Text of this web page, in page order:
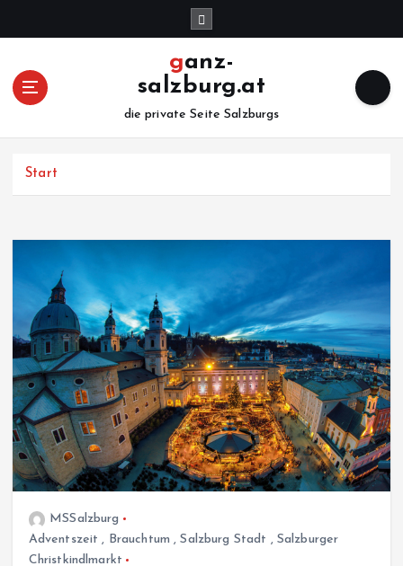
ganz-
salzburg.at
die private Seite Salzburgs
Start
MSSalzburg
Adventszeit , Brauchtum ,Salzburg Stadt , Salzburger
Christkindlmarkt